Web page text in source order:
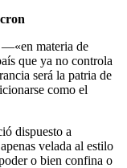
—«en materia de
que ya no controla
será la patria de
como el
dispuesto a
velada al estilo
o bien confina o